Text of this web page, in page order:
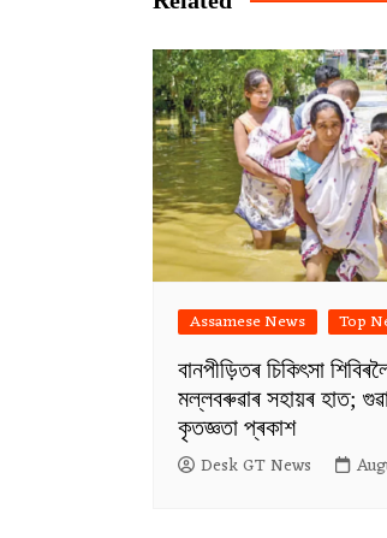
Assamese News Top
বানপীড়িতৰ চিকিৎসা
মল্লবৰুৱাৰ সহায়ৰ হাত;
কৃতজ্ঞতা প্ৰকাশ
Desk GT News